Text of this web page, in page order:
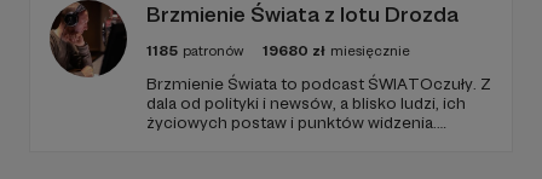
REGON: 388779994
NIP: 739 39 530 30
Numer konta: Santander, Konto Non Profit: 35
Brzmienie Świata z lotu Drozda
1185 patronów 19680 zł miesięcznie
Brzmienie Świata to podcast ŚWIATOczuły. Z
dala od polityki i newsów, a blisko ludzi, ich
życiowych postaw i punktów widzenia.